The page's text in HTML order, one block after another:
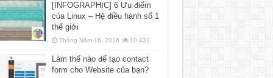
[INFOGRAPHIC] 6 Ưu điểm
của Linux – Hệ điều hành số 1
thế giới
Tháng Năm 16, 2016 10,431
Làm thế nào để tạo contact
form cho Website của bạn?